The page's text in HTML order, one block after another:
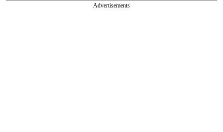
Advertisements